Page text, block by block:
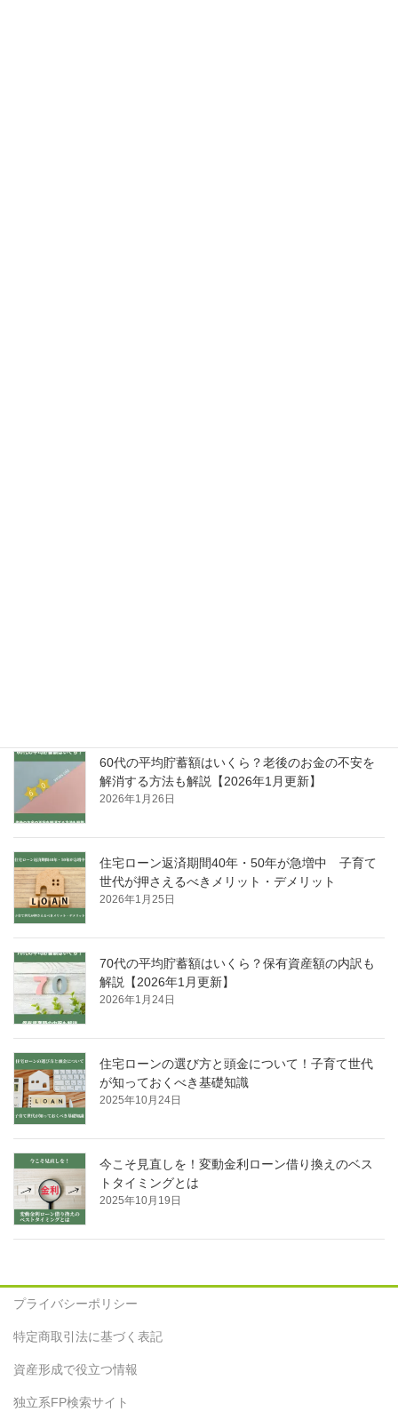
60代の平均貯蓄額はいくら？老後のお金の不安を
解消する方法も解説【2026年1月更新】
2026年1月26日
住宅ローン返済期間40年・50年が急増中 子育て
世代が押さえるべきメリット・デメリット
2026年1月25日
70代の平均貯蓄額はいくら？保有資産額の内訳も
解説【2026年1月更新】
2026年1月24日
住宅ローンの選び方と頭金について！子育て世代
が知っておくべき基礎知識
2025年10月24日
今こそ見直しを！変動金利ローン借り換えのベス
トタイミングとは
2025年10月19日
プライバシーポリシー
特定商取引法に基づく表記
資産形成で役立つ情報
独立系FP検索サイト